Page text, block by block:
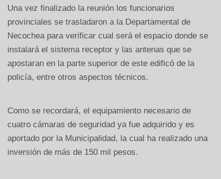
Una vez finalizado la reunión los funcionarios
provinciales se trasladaron a la Departamental de
Necochea para verificar cual será el espacio donde se
instalará el sistema receptor y las antenas que se
apostaran en la parte superior de este edificó de la
policía, entre otros aspectos técnicos.
Como se recordará, el equipamiento necesario de
cuatro cámaras de seguridad ya fue adquirido y es
aportado por la Municipalidad, la cual ha realizado una
inversión de más de 150 mil pesos.